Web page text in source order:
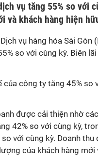
vụ tăng 55% so với
và khách hàng hiện
Dịch vụ hàng hóa Sài Gòn
so với cùng kỳ. Biên
của công ty tăng 45% so
được cải thiện nhờ
42% so với cùng kỳ,
với cùng kỳ. Doanh thu
của khách hàng mới